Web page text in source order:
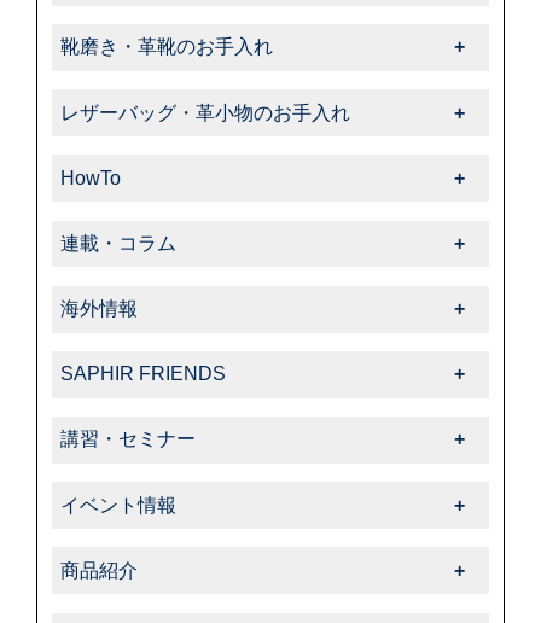
靴磨き・革靴のお手入れ
-靴クリーム・ワックス
-クリーナー・汚れ落とし
-色・キズ補修
-コードバン
-その他特殊革
-コルドヌリ・アングレーズ
レザーバッグ・革小物のお手入れ
-サフィール
-サフィールノワール
-スエード・ヌバック
-その他
HowTo
-上級者向けお手入れ
-パティーヌ
-その他
連載・コラム
-飯野高広の“革靴さんぽ道”
-くすみのシューケア生活
-動画コレクション
海外情報
SAPHIR FRIENDS
-告知・お知らせ
講習・セミナー
イベント情報
商品紹介